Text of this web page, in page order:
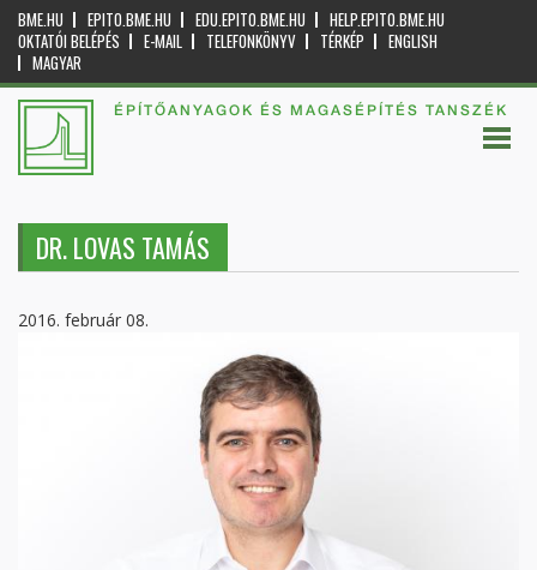
BME.HU EPITO.BME.HU EDU.EPITO.BME.HU
HELP.EPITO.BME.HU
OKTATÓI BELÉPÉS
E-MAIL TELEFONKÖNYV TÉRKÉP
ENGLISH
MAGYAR
ÉPÍTŐANYAGOK ÉS MAGASÉPÍTÉS TANSZÉK
DR. LOVAS TAMÁS
2016. február 08.